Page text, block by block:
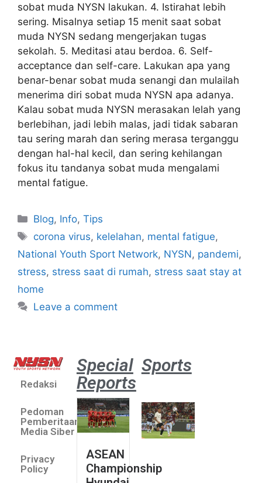
sobat muda NYSN lakukan. 4. Istirahat lebih
sering. Misalnya setiap 15 menit saat sobat
muda NYSN sedang mengerjakan tugas
sekolah. 5. Meditasi atau berdoa. 6. Self-
acceptance dan self-care. Lakukan apa yang
benar-benar sobat muda senangi dan mulailah
menerima diri sobat muda NYSN apa adanya.
Kalau sobat muda NYSN merasakan lelah yang
berlebihan, jadi lebih malas, jadi tidak sabaran
tau sering marah dan sering merasa terganggu
dengan hal-hal kecil, dan sering kehilangan
fokus itu tandanya sobat muda mengalami
mental fatigue.
Blog, Info,Tips
corona virus, kelelahan, mental fatigue,
National Youth Sport Network, NYSN, pandemi,
stress, stress saat di rumah, stress saat stay at
home
Leave a comment
Redaksi
Pedoman
Pemberitaan
Media Siber
Privacy
Policy
Special
Reports
ASEAN
Championship
Sports